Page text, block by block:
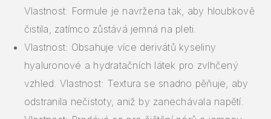
Vlastnost: Formule je navržena tak, aby hloubkově
čistila, zatímco zůstává jemná na pleti.
Vlastnost: Obsahuje více derivátů kyseliny
hyaluronové a hydratačních látek pro zvlhčený
vzhled. Vlastnost: Textura se snadno pěňuje, aby
odstranila nečistoty, aniž by zanechávala napětí.